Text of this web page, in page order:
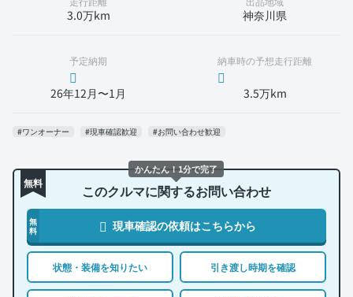
3.0万km 神奈川県
予定納期
26年12月〜1月
納車時の予想走行距離
3.5万km
#ワンオーナー #現車確認歓迎 #お問い合わせ歓迎
無料 このクルマに関するお問い合わせ
無
料
現車確認の依頼はこちらから
状態・装備を知りたい 引き渡し時期を確認
かんたん！1分で完了